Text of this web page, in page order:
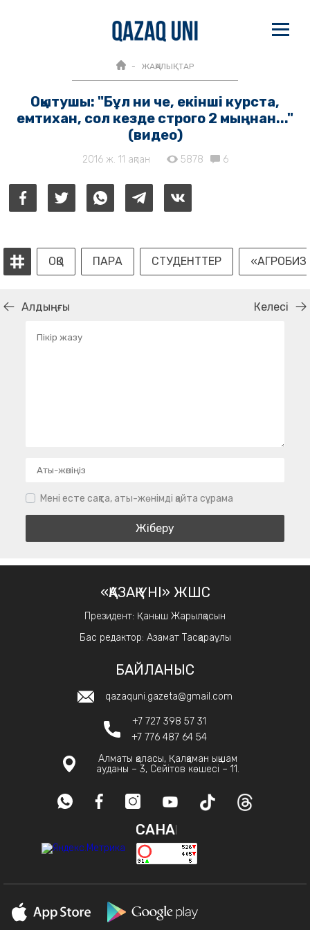
ЖАҢАЛЫҚТАР
Оқытушы: "Бұл ни че, екінші курста,
емтихан, сол кезде строго 2 мыңнан..."
(видео)
2016 ж. 11 ақпан 5878 6
ОҚО ПАРА СТУДЕНТТЕР
Алдыңғы Келесі
Мені есте сақта, аты-жөнімді қайта сұрама
«ҚАЗАҚ ҮНІ» ЖШС
Президент: Қаныш Жарылқасын
Бас редактор: Азамат Тасқараұлы
БАЙЛАНЫС
qazaquni.gazeta@gmail.com
+7 727 398 57 31
+7 776 487 64 54
Алматы қаласы, Қалқаман ықшам
ауданы – 3, Сейітов көшесі – 11.
САНАҚ